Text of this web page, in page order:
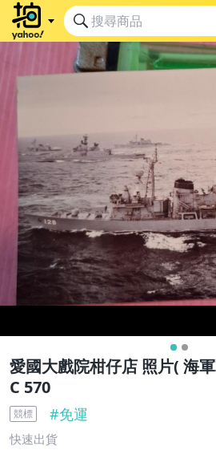
愛國大戲院柑仔店 照片( 海
C 570
競標 #免運
快速出貨